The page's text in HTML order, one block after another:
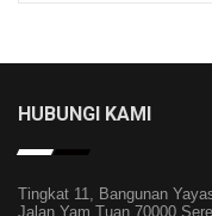
HUBUNGI KAMI
Tingkat 11, Bangunan
Jalan Yam Tuan 70000